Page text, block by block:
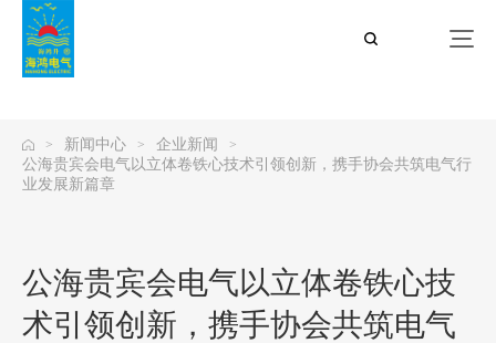
公海贵宾会
> 新闻中心 > 企业新闻 >
公海贵宾会电气以立体卷铁心技术引领创新，携手协会共筑电气行
业发展新篇章
公海贵宾会电气以立体卷铁心技
术引领创新，携手协会共筑电气